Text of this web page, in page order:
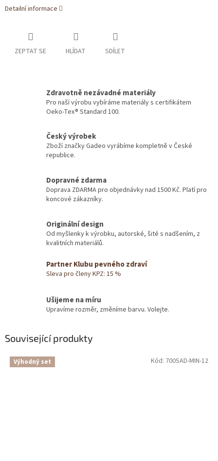
Detailní informace
ZEPTAT SE HLÍDAT SDÍLET
Zdravotně nezávadné materiály
Pro naší výrobu vybíráme materiály s certifikátem
Oeko-Tex® Standard 100.
Český výrobek
Zboží značky Gadeo vyrábíme kompletně v České
republice.
Dopravné zdarma
Doprava ZDARMA pro objednávky nad 1500 Kč. Platí pro
koncové zákazníky.
Originální design
Od myšlenky k výrobku, autorské, šité s nadšením, z
kvalitních materiálů.
Partner Klubu pevného zdraví
Sleva pro členy KPZ: 15 %
Ušijeme na míru
Upravíme rozměr, změníme barvu. Volejte.
Související produkty
Výhodný set Kód: 700SAD-MIN-12